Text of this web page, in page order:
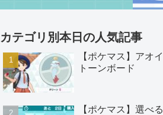
カテゴリ別本日の人気記事
【ポケマス】アオ
トーンボード
【ポケマス】選べ